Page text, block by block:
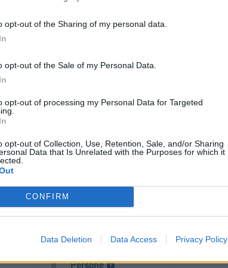
opt-out of the Sharing of my personal data.
opt-out of the Sale of my Personal Data.
opt-out of processing my Personal Data for Targeted
opt-out of Collection, Use, Retention, Sale, and/or Sharing
Data that Is Unrelated with the Purposes for which it
CONFIRM
Data Deletion Data Access Privacy Policy
e servizi disponibili →
Visure Camerali -
Persone